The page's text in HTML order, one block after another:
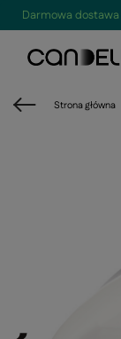
Darmowa dostawa
Strona główna